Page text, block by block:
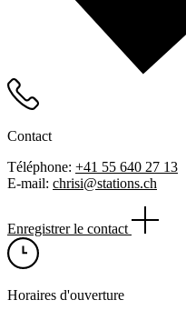
Contact
Téléphone: +41 55 640 27 13
E-mail: chrisi@stations.ch
Enregistrer le contact
Horaires d'ouverture